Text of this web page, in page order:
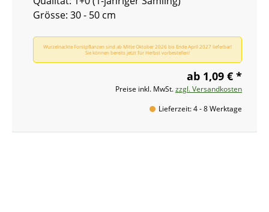
Grösse: 30 - 50 cm
Wurzelnackte Forstpflanzen sind ab Mitte Oktober 2026 bis Ende April 2027 lieferbar!
Sie können bereits jetzt für Herbst vorbestellen!
ab 1,09 € *
Preise inkl. MwSt.zzgl. Versandkosten
Lieferzeit: 4 - 8 Werktage